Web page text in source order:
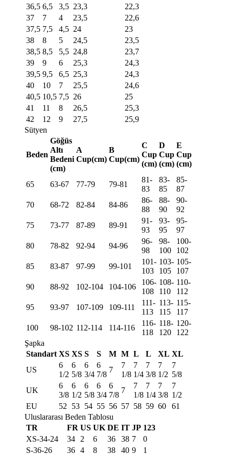
36,5 6,5 3,5 23,3
22,3
37
7 4 23,5
22,6
37,5 7,5 4,5 24
23
38
8 5 24,5
23,5
38,5 8,5 5,5 24,8
23,7
39
9 6 25,3
24,3
39,5 9,5 6,5 25,3
24,3
40
10 7 25,5
24,6
40,5 10,5 7,5 26
25
41
11 8 26,5
25,3
42
12 9 27,5
25,9
Sütyen
Beden
Göğüs
Altı
Bedeni
(cm)
A
Cup(cm)
B
Cup(cm)
C
Cup
(cm)
D
Cup
(cm)
E
Cup
(cm)
65 63-67 77-79 79-81
81-
83
83-
85
85-
87
70
68-72 82-84 84-86
86-
88
88-
90
90-
92
75
73-77 87-89 89-91
91-
93
93-
95
95-
97
80
78-82 92-94 94-96
96-
98
98-
100
100-
102
85
83-87 97-99 99-101
101-
103
103-
105
105-
107
90
88-92 102-104 104-106
106-
108
108-
110
110-
112
95
93-97 107-109 109-111
111-
113
113-
115
115-
117
100
98-102 112-114 114-116
116-
118
118-
120
120-
122
Şapka
Standart XS XS S S M M L L XL XL
US
6
1/2
6
5/8
6
3/4
6
7/8
7
7
1/8
7
1/4
7
3/8
7
1/2
7
5/8
UK
6
3/8
6
1/2
6
5/8
6
3/4
6
7/8
7
7
1/8
7
1/4
7
3/8
7
1/2
EU
52 53 54 55 56 57 58 59 60
61
Uluslararası Beden Tablosu
TR
FR US UK DE IT JP 123
XS-34-24
34 2 6 36 38 7
0
S-36-26
36 4 8 38 40 9
1